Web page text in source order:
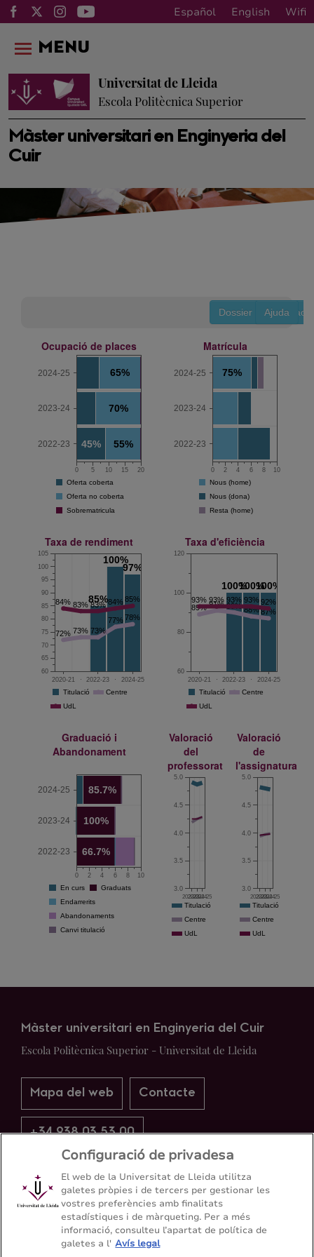
Español English Wifi
Màster universitari en Enginyeria del
Cuir
Universitat de Lleida
Escola Politècnica Superior
MENU
Màster universitari en Enginyeria del Cuir
Escola Politècnica Superior - Universitat de Lleida
Mapa del web Contacte
+34 938 03 53 00
Configuració de privadesa
El web de la Universitat de Lleida utilitza
galetes pròpies i de tercers per gestionar les
vostres preferències amb finalitats
estadístiques i de màrqueting. Per a més
informació, consulteu l’apartat de política de
galetes a l' Avís legal